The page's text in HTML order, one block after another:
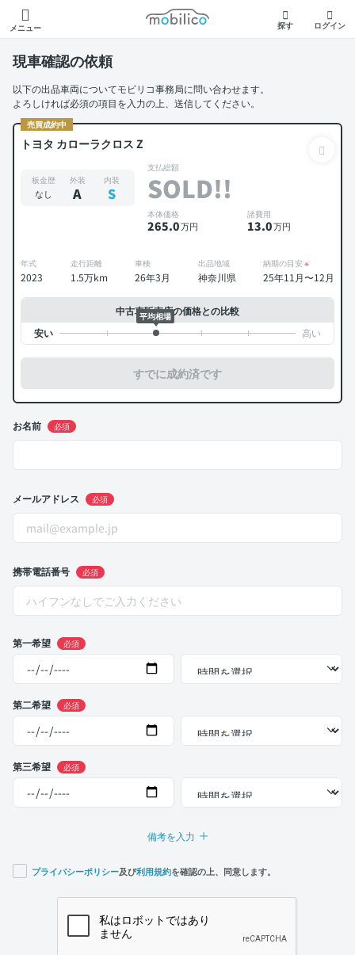
メニュー
モビリコ
探す ログイン
現車確認の依頼
以下の出品車両についてモビリコ事務局に問い合わせます。
よろしければ必須の項目を入力の上、送信してください。
売買成約中
トヨタ カローラクロス Z
板金歴
なし
外装
A
内装
S
支払総額
SOLD!!
本体価格
265.0万円
諸費用
13.0万円
年式
2023
走行距離
1.5万km
車検
26年3月
出品地域
神奈川県
納期の目安 ※
25年11月〜12月
中古車販売店の価格との比較
平均相場
すでに成約済です
お名前 必須
メールアドレス 必須
携帯電話番号 必須
第一希望 必須
第二希望 必須
第三希望 必須
備考を入力
プライバシーポリシー及び利用規約を確認の上、同意します。